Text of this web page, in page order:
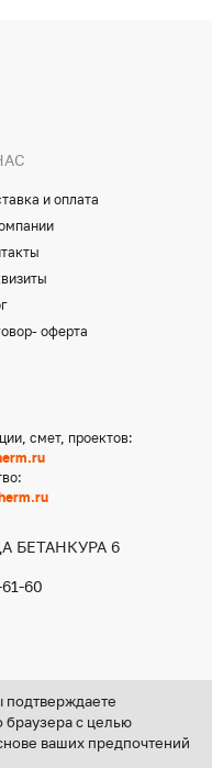
и оплата
оферта
смет, проектов:
БЕТАНКУРА 6
60
ГРУПП НН»
браузера с целью
ваших предпочтений